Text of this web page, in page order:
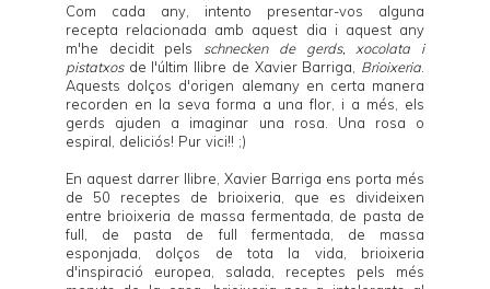
Com cada any, intento presentar-vos alguna
recepta relacionada amb aquest dia i aquest any
m'he decidit pels schnecken de gerds, xocolata i
pistatxos de l'últim llibre de Xavier Barriga Brioixeria
Aquests dolços d'origen alemany en certa manera
recorden en la seva forma a una flor, i a més, els
gerds ajuden a imaginar una rosa. Una rosa o
espiral, deliciós! Pur vici!! ;)
En aquest darrer llibre, Xavier Barriga ens porta més
de 50 receptes de brioixeria, que es divideixen
entre brioixeria de massa fermentada, de pasta de
full, de pasta de full fermentada, de massa
esponjada, dolços de tota la vida, brioixeria
d'inspiració europea, salada, receptes pels més